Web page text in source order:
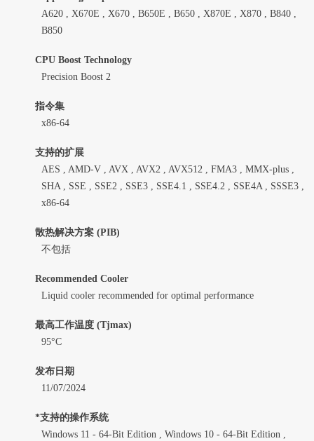
A620 , X670E , X670 , B650E , B650 , X870E , X870 , B840 ,
B850
CPU Boost Technology
Precision Boost 2
指令集
x86-64
支持的扩展
AES , AMD-V , AVX , AVX2 , AVX512 , FMA3 , MMX-plus ,
SHA , SSE , SSE2 , SSE3 , SSE4.1 , SSE4.2 , SSE4A , SSSE3 ,
x86-64
散热解决方案 (PIB)
不包括
Recommended Cooler
Liquid cooler recommended for optimal performance
最高工作温度 (Tjmax)
95°C
发布日期
11/07/2024
*支持的操作系统
Windows 11 - 64-Bit Edition , Windows 10 - 64-Bit Edition ,